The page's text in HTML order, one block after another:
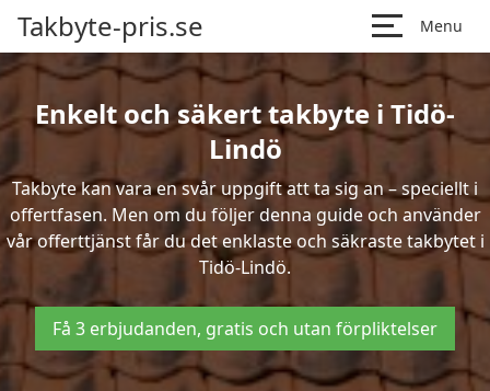
Takbyte-pris.se Menu
Enkelt och säkert takbyte i Tidö-
Lindö
Takbyte kan vara en svår uppgift att ta sig an – speciellt i
offertfasen. Men om du följer denna guide och använder
vår offerttjänst får du det enklaste och säkraste takbytet i
Tidö-Lindö.
Få 3 erbjudanden, gratis och utan förpliktelser